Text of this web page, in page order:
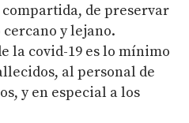
de preservar
y lejano.
la covid-19 es lo mínimo
al personal de
y en especial a los